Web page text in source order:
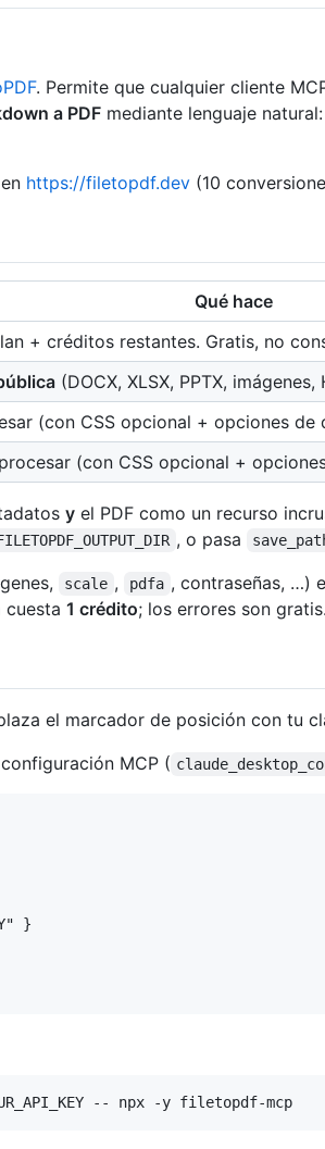
. Permite que cualquier cliente
a PDF mediante lenguaje
https://filetopdf.dev (10
Qué hace
+ créditos restantes. Gratis, no
(DOCX, XLSX, PPTX,
(con CSS opcional + opciones
(con CSS opcional +
y el PDF como un recurso
, o pasa
scale , pdfa , contraseñas, …)
cuesta 1 crédito; los errores son gratis.
el marcador de posición con tu
MCP (
}